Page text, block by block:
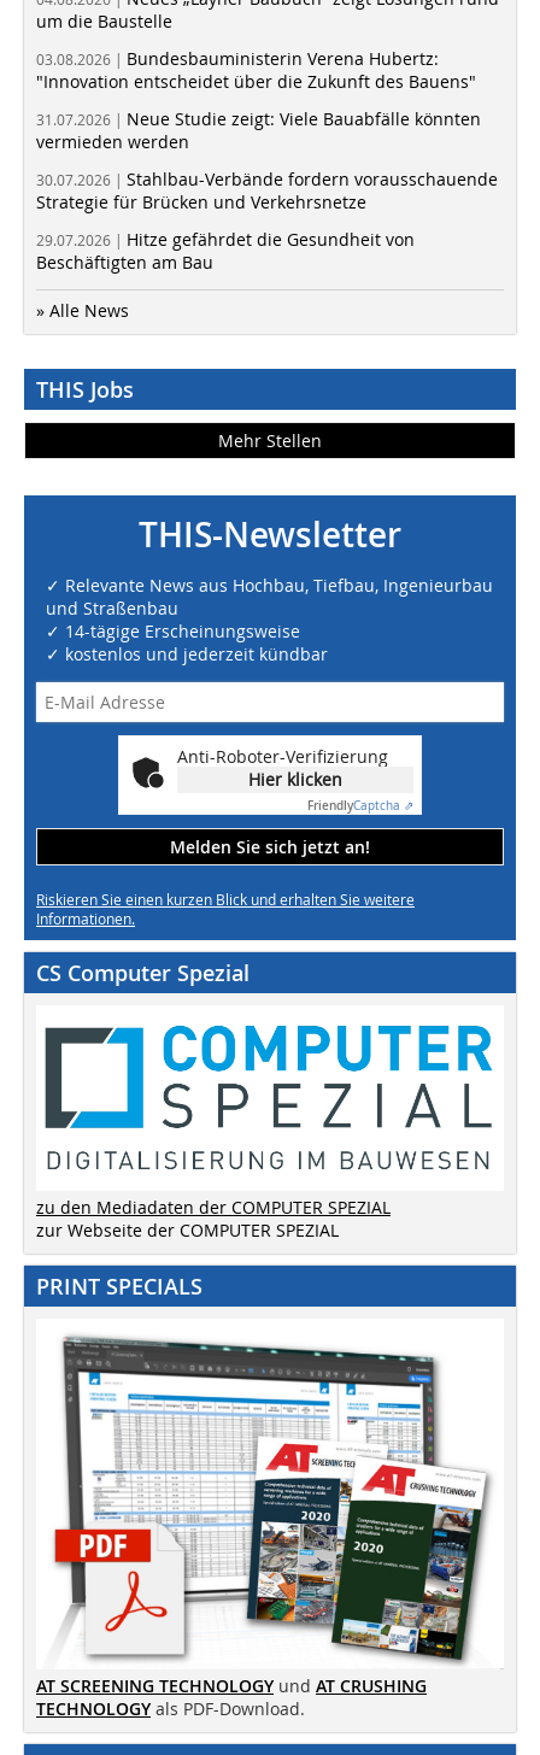
um die Baustelle
03.08.2026 | Bundesbauministerin Verena Hubertz:
"Innovation entscheidet über die Zukunft des Bauens"
31.07.2026 | Neue Studie zeigt: Viele Bauabfälle könnten
vermieden werden
30.07.2026 | Stahlbau-Verbände fordern vorausschauende
Strategie für Brücken und Verkehrsnetze
29.07.2026 | Hitze gefährdet die Gesundheit von
Beschäftigten am Bau
» Alle News
THIS Jobs
Mehr Stellen
THIS-Newsletter
✓ Relevante News aus Hochbau, Tiefbau, Ingenieurbau
und Straßenbau
✓ 14-tägige Erscheinungsweise
✓ kostenlos und jederzeit kündbar
Anti-Roboter-Verifizierung
Hier klicken
FriendlyCaptcha ⇗
Melden Sie sich jetzt an!
Riskieren Sie einen kurzen Blick und erhalten Sie weitere
Informationen.
CS Computer Spezial
zu den Mediadaten der COMPUTER SPEZIAL
zur Webseite der COMPUTER SPEZIAL
PRINT SPECIALS
AT SCREENING TECHNOLOGY und AT CRUSHING
TECHNOLOGY als PDF-Download.